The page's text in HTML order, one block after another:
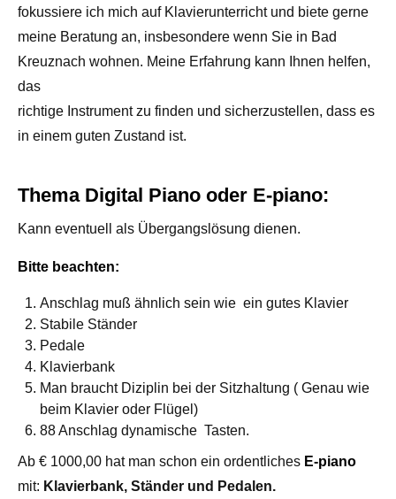
fokussiere ich mich auf Klavierunterricht und biete gerne
meine Beratung an, insbesondere wenn Sie in Bad
Kreuznach wohnen. Meine Erfahrung kann Ihnen helfen,
das
richtige Instrument zu finden und sicherzustellen, dass es
in einem guten Zustand ist.
Thema Digital Piano oder E-piano:
Kann eventuell als Übergangslösung dienen.
Bitte beachten:
Anschlag muß ähnlich sein wie ein gutes Klavier
Stabile Ständer
Pedale
Klavierbank
Man braucht Diziplin bei der Sitzhaltung ( Genau wie
beim Klavier oder Flügel)
88 Anschlag dynamische Tasten.
Ab € 1000,00 hat man schon ein ordentliches E-piano
mit: Klavierbank, Ständer und Pedalen.